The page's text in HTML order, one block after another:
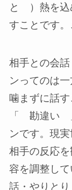
と ）熱を
すことです。
相手との会
ンってのは
噛まずに話
「 勘違い
ンです。現
相手の反応
容を調整し
話・やりと